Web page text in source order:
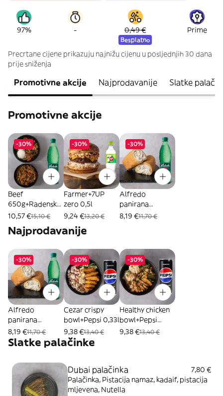
97% - 0,49 €
Besplatno
Prime
Precrtane cijene prikazuju najnižu cijenu u posljednjih 30 dana
prije sniženja
Promotivne akcije Najprodavanije Slatke
Promotivne akcije
-30%
Beef
650g+Radenska
0,5l
10,57 €15,10 €
-30%
Farmer+7UP
zero 0,5l
9,24 €13,20 €
-30%
Alfredo
panirana
palačinka+Rade
8,19 €11,70 €
Najprodavanije
-30%
Alfredo
panirana
palačinka+Rade
nska 0,5L
8,19 €11,70 €
-30%
Cezar crispy
bowl+Pepsi 0,33l
9,38 €13,40 €
-30%
Healthy chicken
bowl+Pepsi
0,33L
9,38 €13,40 €
Slatke palačinke
Dubai palačinka
7,80 €
Palačinka, Pistacija namaz, kadaif, pistacija
mljevena, Nutella